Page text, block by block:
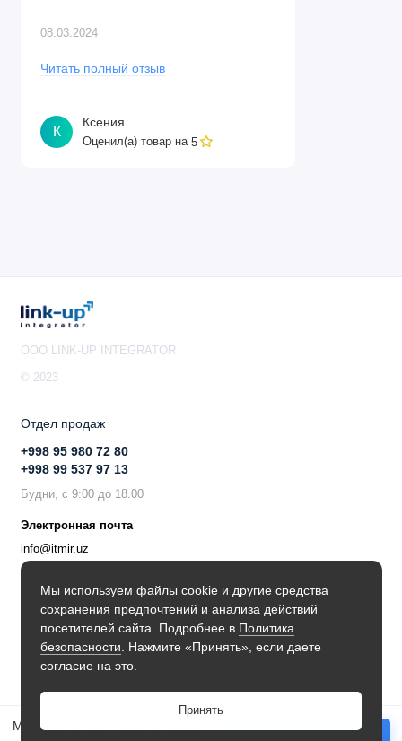
08.03.2024
Читать полный отзыв
К
Ксения
Оценил(а) товар на 5
Мы используем файлы cookie и другие средства
сохранения предпочтений и анализа действий
посетителей сайта. Подробнее в Политика
безопасности . Нажмите «Принять», если даете
согласие на это.
Принять
OOO LINK-UP INTEGRATOR
© 2023
Отдел продаж
+998 95 980 72 80
+998 99 537 97 13
Будни, с 9:00 до 18.00
Электронная почта
info@itmir.uz
Поддержка в мессенджере
Будьте в курсе наших новостей!